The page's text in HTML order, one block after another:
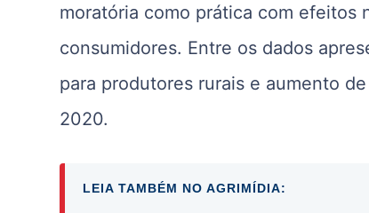
moratória como prática com efeitos
consumidores. Entre os dados
para produtores rurais e aumento
2020.
LEIA TAMBÉM NO AGRIMÍDIA: